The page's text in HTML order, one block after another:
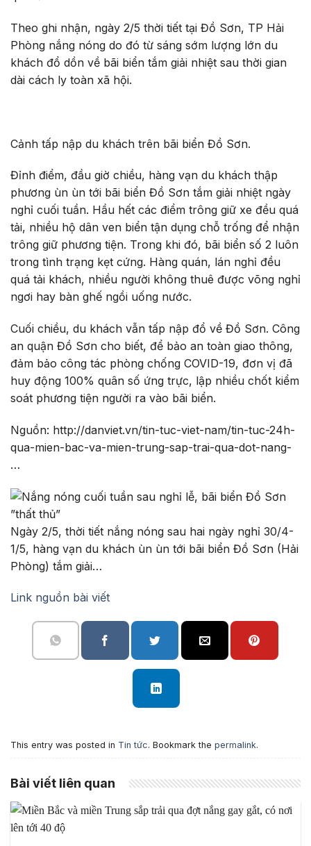
Theo ghi nhận, ngày 2/5 thời tiết tại Đồ Sơn, TP Hải
Phòng nắng nóng do đó từ sáng sớm lượng lớn du
khách đổ dồn về bãi biển tắm giải nhiệt sau thời gian
dài cách ly toàn xã hội.
Cảnh tấp nập du khách trên bãi biển Đồ Sơn.
Đỉnh điểm, đầu giờ chiều, hàng vạn du khách thập
phương ùn ùn tới bãi biển Đồ Sơn tắm giải nhiệt ngày
nghỉ cuối tuần. Hầu hết các điểm trông giữ xe đều quá
tải, nhiều hộ dân ven biển tận dụng chỗ trống để nhận
trông giữ phương tiện. Trong khi đó, bãi biển số 2 luôn
trong tình trạng kẹt cứng. Hàng quán, lán nghỉ đều
quá tải khách, nhiều người không thuê được võng nghỉ
ngơi hay bàn ghế ngồi uống nước.
Cuối chiều, du khách vẫn tấp nập đổ về Đồ Sơn. Công
an quận Đồ Sơn cho biết, để bảo an toàn giao thông,
đảm bảo công tác phòng chống COVID-19, đơn vị đã
huy động 100% quân số ứng trực, lập nhiều chốt kiểm
soát phương tiện người ra vào bãi biển.
Nguồn: http://danviet.vn/tin-tuc-viet-nam/tin-tuc-24h-
qua-mien-bac-va-mien-trung-sap-trai-qua-dot-nang-
…
Ngày 2/5, thời tiết nắng nóng sau hai ngày nghỉ 30/4-
1/5, hàng vạn du khách ùn ùn tới bãi biển Đồ Sơn (Hải
Phòng) tắm giải…
Link nguồn bài viết
This entry was posted in Tin tức. Bookmark the permalink.
Bài viết liên quan